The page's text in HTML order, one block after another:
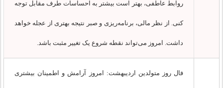
روابط عاطفی، بهتر است بیشتر به احساسات طرف مقابل توجه
کنی. از نظر مالی، برنامه‌ریزی و صبر نتیجه بهتری از عجله خواهد
داشت. امروز می‌تواند نقطه شروع یک تغییر مثبت باشد.
فال روز متولدین اردیبهشت: امروز آرامش و اطمینان بیشتری